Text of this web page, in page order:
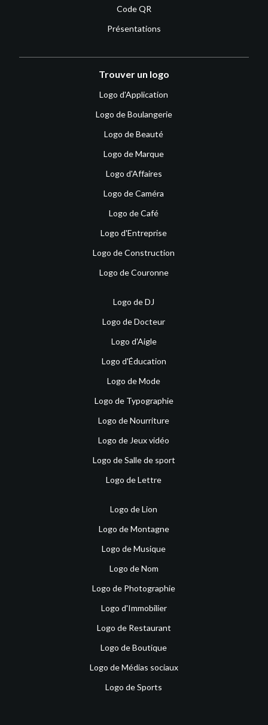
Code QR
Présentations
Trouver un logo
Logo d'Application
Logo de Boulangerie
Logo de Beauté
Logo de Marque
Logo d'Affaires
Logo de Caméra
Logo de Café
Logo d'Entreprise
Logo de Construction
Logo de Couronne
Logo de DJ
Logo de Docteur
Logo d'Aigle
Logo d'Éducation
Logo de Mode
Logo de Typographie
Logo de Nourriture
Logo de Jeux vidéo
Logo de Salle de sport
Logo de Lettre
Logo de Lion
Logo de Montagne
Logo de Musique
Logo de Nom
Logo de Photographie
Logo d'Immobilier
Logo de Restaurant
Logo de Boutique
Logo de Médias sociaux
Logo de Sports